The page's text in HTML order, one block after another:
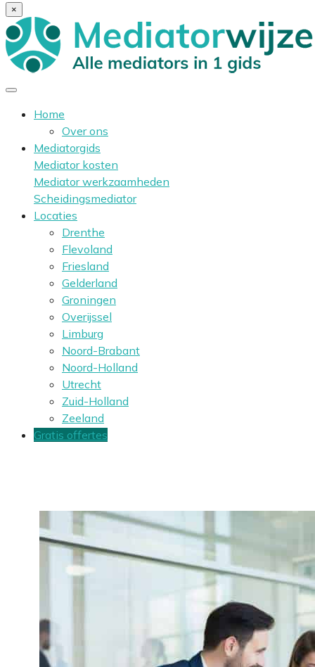
×
Home
Over ons
Mediatorgids
Mediator kosten
Mediator werkzaamheden
Scheidingsmediator
Locaties
Drenthe
Flevoland
Friesland
Gelderland
Groningen
Overijssel
Limburg
Noord-Brabant
Noord-Holland
Utrecht
Zuid-Holland
Zeeland
Gratis offertes